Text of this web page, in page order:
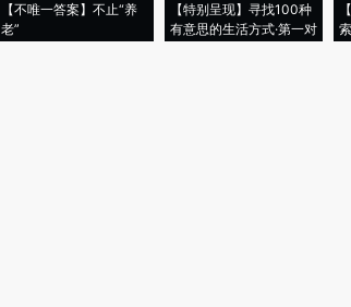
【不唯一答案】不止“养
老”
【特别呈现】寻找100种
有意思的生活方式·第一对